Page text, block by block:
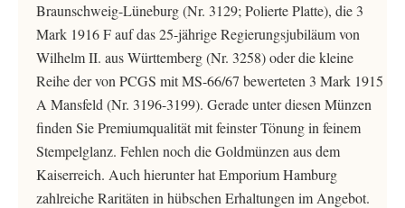
Braunschweig-Lüneburg (Nr. 3129; Polierte Platte), die 3
Mark 1916 F auf das 25-jährige Regierungsjubiläum von
Wilhelm II. aus Württemberg (Nr. 3258) oder die kleine
Reihe der von PCGS mit MS-66/67 bewerteten 3 Mark 1915
A Mansfeld (Nr. 3196-3199). Gerade unter diesen Münzen
finden Sie Premiumqualität mit feinster Tönung in feinem
Stempelglanz. Fehlen noch die Goldmünzen aus dem
Kaiserreich. Auch hierunter hat Emporium Hamburg
zahlreiche Raritäten in hübschen Erhaltungen im Angebot.